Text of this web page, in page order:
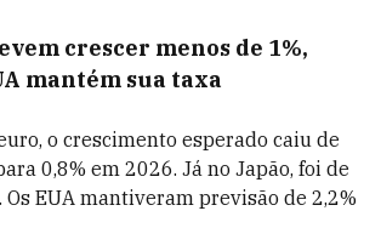
crescer menos de 1%,
mantém sua taxa
o crescimento esperado caiu de
0,8% em 2026. Já no Japão, foi de
Os EUA mantiveram previsão de 2,2%